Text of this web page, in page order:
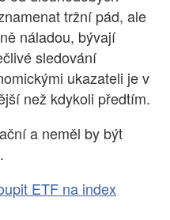
tržní pád, ale
náladou, bývají
sledování
ukazateli je v
než kdykoli předtím.
a neměl by být
ETF na index